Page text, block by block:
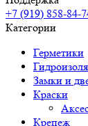
+7 (919) 858-84-
Категории
Герметики
Замки и
Краски
Крепеж